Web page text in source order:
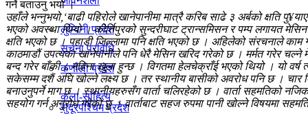
लुम्विनी प्रदेश
कर्णाली प्रदेश
सुदूरपश्चिम प्रदेश
सूचना प्रविधि
कला-साहित्य
गर्ने बताउनु भयो ।
उहाँले भन्नुभयो,‘बाढी पहिरोले खानेपानीमा मात्रै करिब साढे ३ अर्बको क्षति
भएको अवस्था थियो । कीर्तिपुरको सुन्दरीघाट ट्रान्समिसन र पम्प लगायत
क्षति भएको छ । पहाडी जिल्लामा पनि क्षति भएको छ । अहिलेको संरचनाले
काठमाडौं उपत्यका खानेपानीले पनि धेरै मेसिन खरिद गरेको छ । मर्मत गरेर चल्ने
बन्द गरेर बाँकी ८ महिना खुला हुन्छ । विगतमा हेलचेक्राँई भएको थियो । यो
सकेसम्म दशैं अघि खोल्ने लक्ष्य छ । तर स्थानीय बासीको अवरोध पनि छ । चार
बनाउनुपर्ने माग छ । स्थानीयहरुसँग वार्ता चलिरहेको छ । वार्ता सहमतिको
सहयोग गर्न अनुरोध गरेको छु । वार्ताबाट सहज रुपमा पानी खोल्ने विषयमा